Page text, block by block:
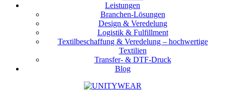
Leistungen
Branchen-Lösungen
Design & Veredelung
Logistik & Fulfillment
Textilbeschaffung & Veredelung – hochwertige
Textilien
Transfer- & DTF-Druck
Blog